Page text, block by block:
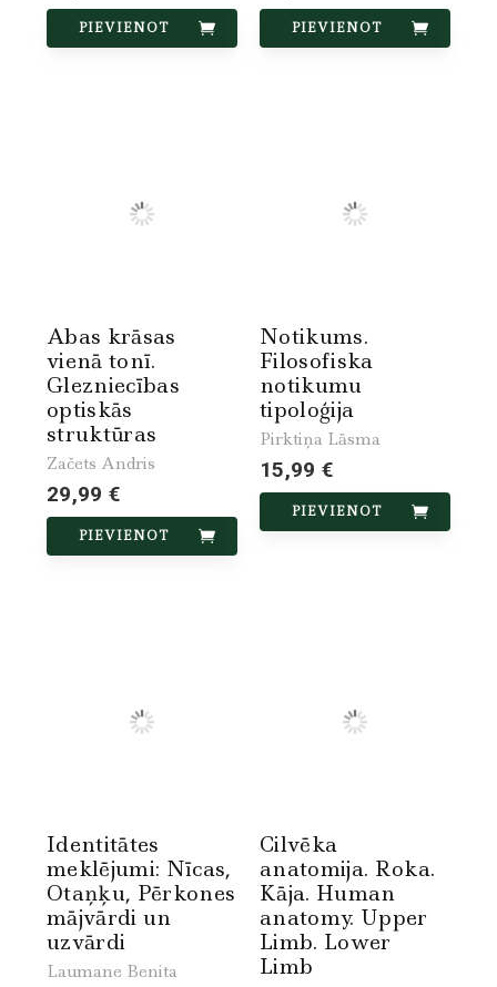
PIEVIENOT PIEVIENOT
Abas krāsas
vienā tonī.
Glezniecības
optiskās
struktūras
Začets Andris
29,99 €
PIEVIENOT
Notikums.
Filosofiska
notikumu
tipoloģija
Pirktiņa Lāsma
15,99 €
PIEVIENOT
Identitātes
meklējumi: Nīcas,
Otaņķu, Pērkones
mājvārdi un
uzvārdi
Laumane Benita
Cilvēka
anatomija. Roka.
Kāja. Human
anatomy. Upper
Limb. Lower
Limb